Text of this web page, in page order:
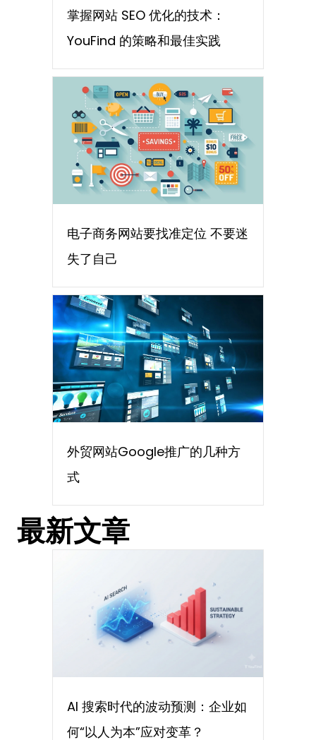
掌握网站 SEO 优化的技术：
YouFind 的策略和最佳实践
电子商务网站要找准定位 不要迷
失了自己
外贸网站Google推广的几种方
式
最新文章
AI 搜索时代的波动预测：企业如
何“以人为本”应对变革？